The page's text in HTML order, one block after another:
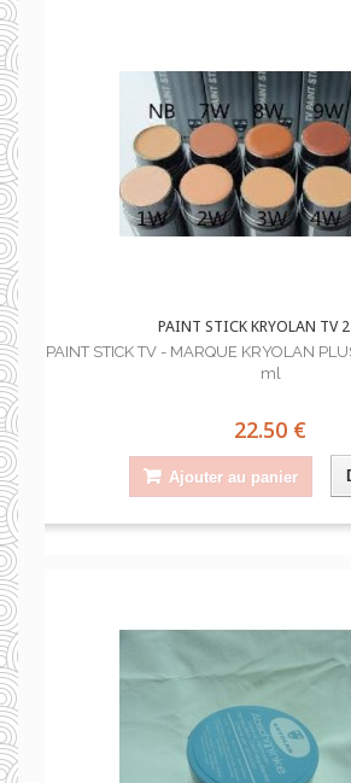
PAINT STICK KRYOLAN TV
PAINT STICK TV - MARQUE KRYOLAN
ml
22.50 €
Ajouter au panier